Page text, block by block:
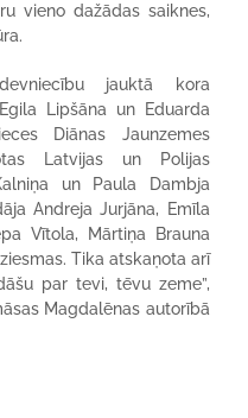
vieno dažādas saiknes,
jauktā kora
Lipšāna un Eduarda
Diānas Jaunzemes
Latvijas un Polijas
un Paula Dambja
Andreja Jurjāna, Emīla
Vītola, Mārtiņa Brauna
Tika atskaņota arī
par tevi, tēvu zeme”,
Magdalēnas autorībā